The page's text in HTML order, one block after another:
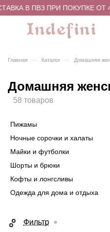
В ПВЗ ПРИ ПОКУПКЕ ОТ 4
Главная – Каталог – Домашняя
Домашняя
58 товаров
Пижамы
Ночные сорочки и халаты
Майки и футболки
Шорты и брюки
Кофты и лонгсливы
Одежда для дома и отдыха
Фильтр